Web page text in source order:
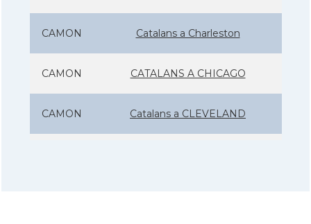
CAMON Catalans a Charleston
CAMON CATALANS A CHICAGO
CAMON Catalans a CLEVELAND